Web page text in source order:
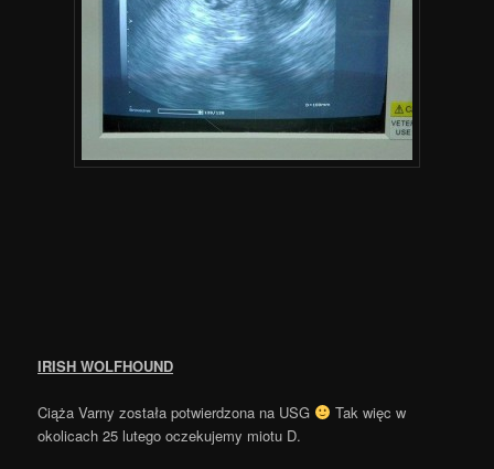
IRISH WOLFHOUND
Ciąża Varny została potwierdzona na USG
Tak więc w
okolicach 25 lutego oczekujemy miotu D.